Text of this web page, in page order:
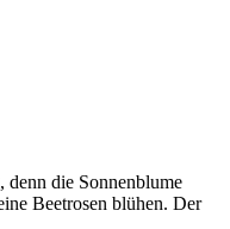
denn die Sonnenblume
Beetrosen blühen. Der